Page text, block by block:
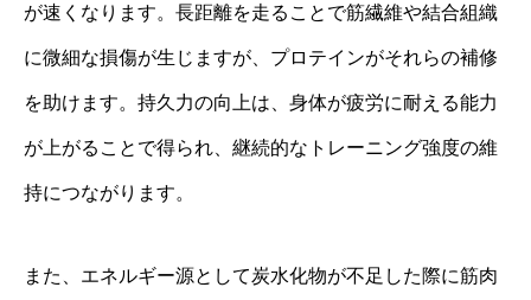
が速くなります。長距離を走ることで筋繊維や結合組織
に微細な損傷が生じますが、プロテインがそれらの補修
を助けます。持久力の向上は、身体が疲労に耐える能力
が上がることで得られ、継続的なトレーニング強度の維
持につながります。
また、エネルギー源として炭水化物が不足した際に筋肉